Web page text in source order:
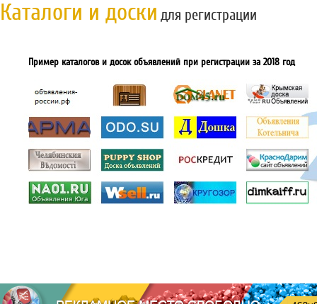
Каталоги и доски для регистрации
Пример каталогов и досок объявлений при регистрации за 2018 год